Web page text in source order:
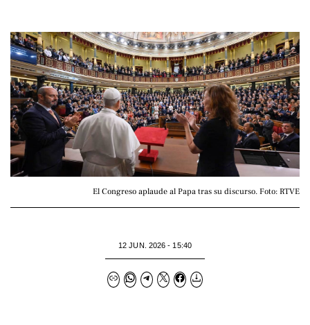
El Congreso aplaude al Papa tras su discurso. Foto: RTVE
12 JUN. 2026 - 15:40